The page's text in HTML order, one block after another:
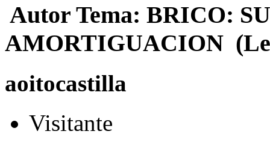
Autor Tema: BRICO:
AMORTIGUACION
aoitocastilla
Visitante